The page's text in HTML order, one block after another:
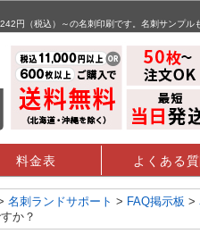
円（税込）～の名刺印刷です。名刺サンプル
料金表 よくある
名刺ランドサポート > FAQ掲示板 >
か？